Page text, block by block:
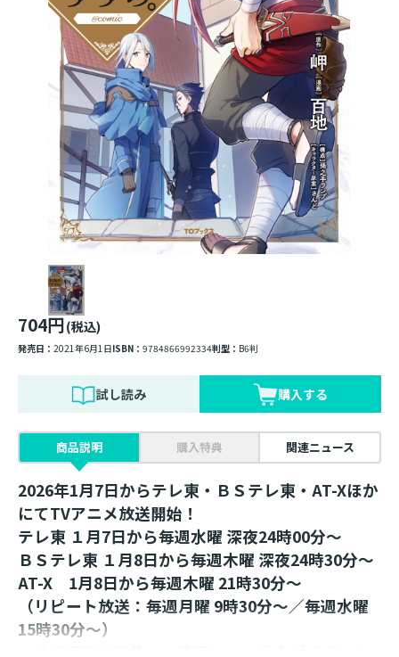
704円(税込)
発売日： 2021年6月1日ISBN： 9784866992334判型： B6判
試し読み 購入する
商品説明 購入特典 関連ニュース
2026年1月7日からテレ東・ＢＳテレ東・AT-Xほか
にてTVアニメ放送開始！
テレ東 １月7日から毎週水曜 深夜24時00分～
ＢＳテレ東 １月8日から毎週木曜 深夜24時30分～
AT-X 1月8日から毎週木曜 21時30分～
（リピート放送：毎週月曜 9時30分～／毎週水曜
15時30分～）